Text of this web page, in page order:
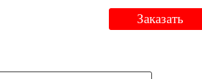
Заказать